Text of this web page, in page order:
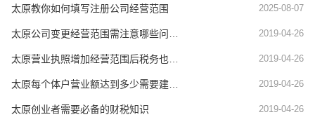
太原教你如何填写注册公司经营范围 2025-08-07
太原公司变更经营范围需注意哪些问题？ 2019-04-26
太原营业执照增加经营范围后税务也要变更吗？ 2019-04-26
太原每个体户营业额达到多少需要建账？ 2019-04-26
太原创业者需要必备的财税知识 2019-04-26